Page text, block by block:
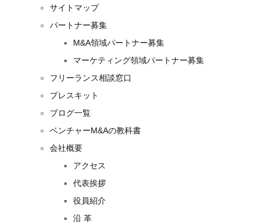
サイトマップ
パートナー募集
M&A領域パートナー募集
マーケティング領域パートナー募集
フリーランス相談窓口
プレスキット
ブログ一覧
ベンチャーM&Aの教科書
会社概要
アクセス
代表挨拶
役員紹介
沿 革